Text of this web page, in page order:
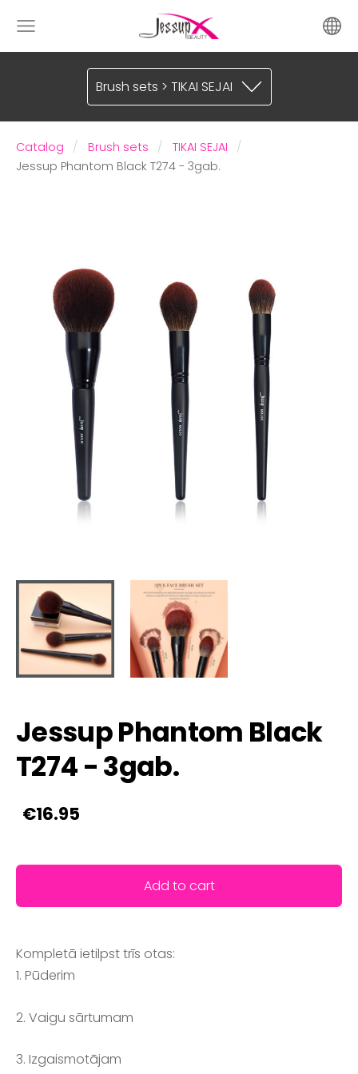
Brush sets > TIKAI SEJAI
Catalog Brush sets
TIKAI SEJAI
Jessup Phantom Black T274 - 3gab.
Jessup Phantom Black
T274 - 3gab.
€16.95
Add to cart
Kompletā ietilpst trīs otas:
1. Pūderim
2. Vaigu sārtumam
3. Izgaismotājam